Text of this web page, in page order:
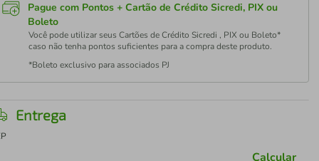
Pague com Pontos + Cartão de Crédito Sicredi, PIX ou
Boleto
Você pode utilizar seus Cartões de Crédito Sicredi , PIX ou Boleto*
caso não tenha pontos suficientes para a compra deste produto.
*Boleto exclusivo para associados PJ
Entrega
Calcular